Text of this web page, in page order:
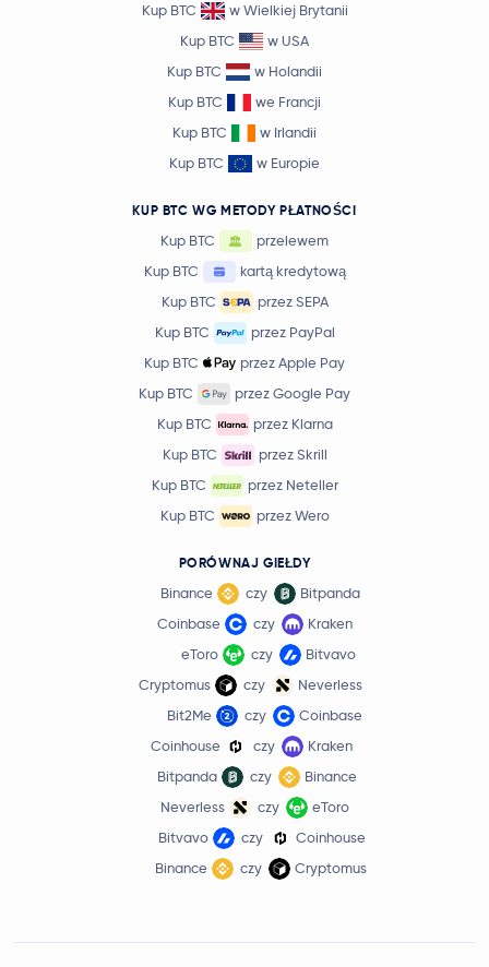
Kup BTC
w Wielkiej Brytanii
Kup BTC
w USA
Kup BTC
w Holandii
Kup BTC
we Francji
Kup BTC
w Irlandii
Kup BTC
w Europie
KUP BTC WG METODY PŁATNOŚCI
Kup BTC
przelewem
Kup BTC
kartą kredytową
Kup BTC
przez SEPA
Kup BTC
przez PayPal
Kup BTC
przez Apple Pay
Kup BTC
przez Google Pay
Kup BTC
przez Klarna
Kup BTC
przez Skrill
Kup BTC
przez Neteller
Kup BTC
przez Wero
PORÓWNAJ GIEŁDY
Binance czy
Bitpanda
Coinbase
czy
Kraken
eToro
czy
Bitvavo
Cryptomus
czy
Neverless
Bit2Me
czy
Coinbase
Coinhouse
czy
Kraken
Bitpanda
czy
Binance
Neverless
czy
eToro
Bitvavo
czy
Coinhouse
Binance
czy Cryptomus